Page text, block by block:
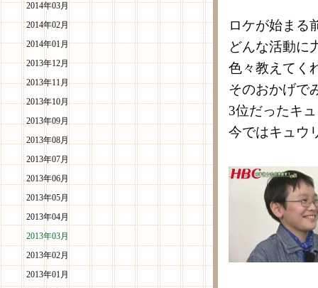
2014年03月
2014年02月
2014年01月
2013年12月
2013年11月
2013年10月
2013年09月
2013年08月
2013年07月
2013年06月
2013年05月
2013年04月
2013年03月
2013年02月
2013年01月
ロケが始まる
どんな活動に
色々教えてく
そのおかげで
3位だったキ
今ではキュウ